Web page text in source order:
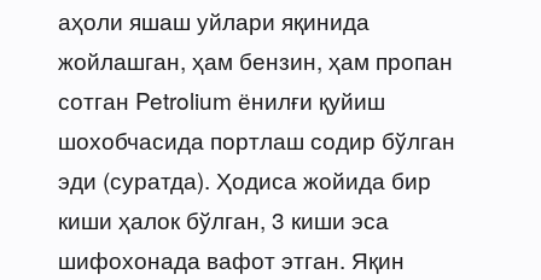
аҳоли яшаш уйлари яқинида
жойлашган, ҳам бензин, ҳам пропан
сотган Petrolium ёнилғи қуйиш
шохобчасида портлаш содир бўлган
эди (суратда). Ҳодиса жойида бир
киши ҳалок бўлган, 3 киши эса
шифохонада вафот этган. Яқин